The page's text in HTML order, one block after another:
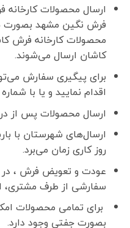
ارسال محصولات
فرش نگین مشهد بصورت
محصولات کارخانه فرش
کاشان ارسال می‌شوند.
برای پیگیری سفارش
اقدام نمایید و یا با
ارسال محصولات پس از
روز کاری زمان می‌برد.
عودت و تعویض فرش ،
سفارشی از طرف مشتری،
برای تمامی محصولات
بصورت جفتی وجود دارد.